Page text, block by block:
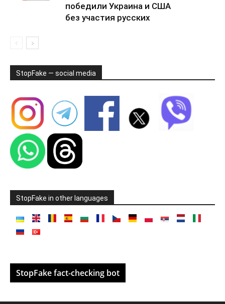
победили Украина и США
без участия русских
StopFake — social media
StopFake in other languages
StopFake fact-checking bot